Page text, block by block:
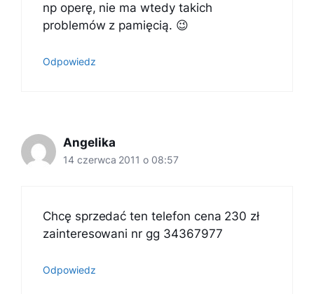
np operę, nie ma wtedy takich
problemów z pamięcią. 😉
Odpowiedz
Angelika
14 czerwca 2011 o 08:57
Chcę sprzedać ten telefon cena 230 zł
zainteresowani nr gg 34367977
Odpowiedz